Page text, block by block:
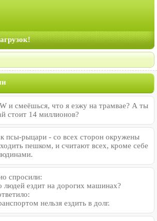
и смеёшься, что я езжу на трамвае? А ты
стоит 14 миллионов?
псы-рыцари - со всех сторон окружены
пешком, и считают всех, кроме себе
спросили:
ездит на дорогих машинах?
нельзя ездить в долг.